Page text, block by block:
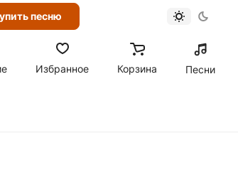
песню
Избранное Корзина Песни